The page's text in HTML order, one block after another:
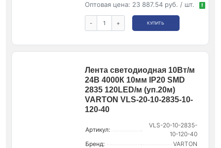
Оптовая цена: 23 887.54 руб. / шт. !
- + КУПИТЬ
Лента светодиодная 10Вт/м
24В 4000К 10мм IP20 SMD
2835 120LED/м (уп.20м)
VARTON VLS-20-10-2835-10-
120-40
Артикул:
VLS-20-10-2835-
10-120-40
Бренд:
VARTON